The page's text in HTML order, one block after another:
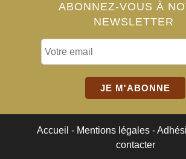
ABONNEZ-VOUS À
NEWSLETTER
Accueil - Mentions légales -
contacter